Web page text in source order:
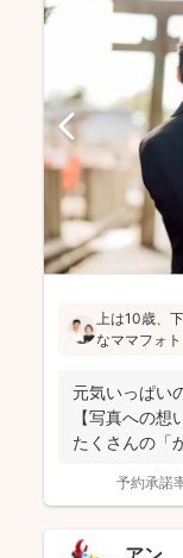
上は10歳、
なママフォ
ちを大切に
喋りしなが
元気いっぱい
【写真への
たくさんの「
予約承諾